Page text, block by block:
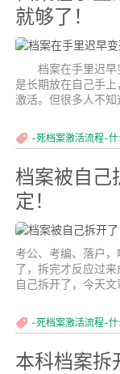
就够了！
档案在手里迟早
是长期放在自己手
激活。但很多人不
-死档案激活流程-
档案被自己
定！
考公、考编、落户
了，拆完才反应过
自己拆开了，今天文
-死档案激活流程-
本科档案拆